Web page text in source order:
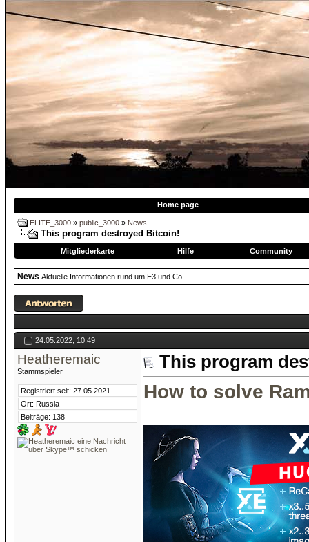
Home page
ELITE_3000 » public_3000 » News
This program destroyed Bitcoin!
Mitgliederkarte Hilfe Community
News Aktuelle Informationen rund um E3 und Co
24.05.2022, 10:49
Heatheremaic
Stammspieler
Registriert seit: 27.05.2021
Ort: Russia
Beiträge: 138
This program
How to solve